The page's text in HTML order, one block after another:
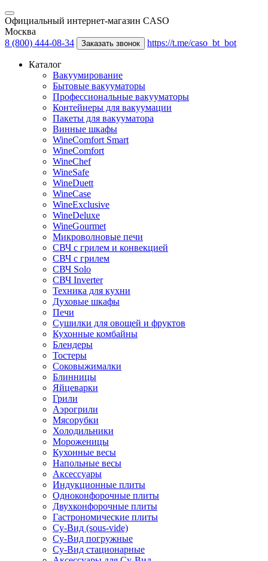
Официальный интернет-магазин CASO
Москва
8 (800) 444-08-34
Заказать звонок https://t.me/caso_bt_bot
Каталог
Вакуумирование
Бытовые вакууматоры
Профессиональные вакууматоры
Контейнеры для вакуумации
Пакеты для вакууматора
Винные шкафы
WineComfort Smart
WineComfort
WineChef
WineSafe
WineDuett
WineCase
WineExclusive
WineDeluxe
WineGourmet
Микроволновые печи
СВЧ с грилем и конвекцией
СВЧ с грилем
СВЧ Solo
СВЧ Inverter
Техника для кухни
Духовые шкафы
Печи
Сушилки для овощей и фруктов
Кухонные комбайны
Блендеры
Тостеры
Соковыжималки
Блинницы
Яйцеварки
Грили
Аэрогрили
Мясорубки
Холодильники
Мороженицы
Кухонные весы
Напольные весы
Аксессуары
Индукционные плиты
Одноконфорочные плиты
Двухконфорочные плиты
Гастрономические плиты
Су-Вид (sous-vide)
Су-Вид погружные
Су-Вид стационарные